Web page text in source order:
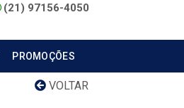
(21) 97156-4050
PROMOÇÕES
VOLTAR